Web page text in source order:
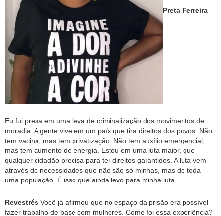
Preta Ferreira
Eu fui presa em uma leva de criminalização dos movimentos de
moradia. A gente vive em um país que tira direitos dos povos. Não
tem vacina, mas tem privatização. Não tem auxílio emergencial,
mas tem aumento de energia. Estou em uma luta maior, que
qualquer cidadão precisa para ter direitos garantidos. A luta vem
através de necessidades que não são só minhas, mas de toda
uma população. É isso que ainda levo para minha luta.
Revestrés Você já afirmou que no espaço da prisão era possível
fazer trabalho de base com mulheres. Como foi essa experiência?